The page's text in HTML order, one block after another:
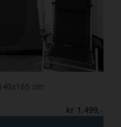
cm
kr 1.499,-